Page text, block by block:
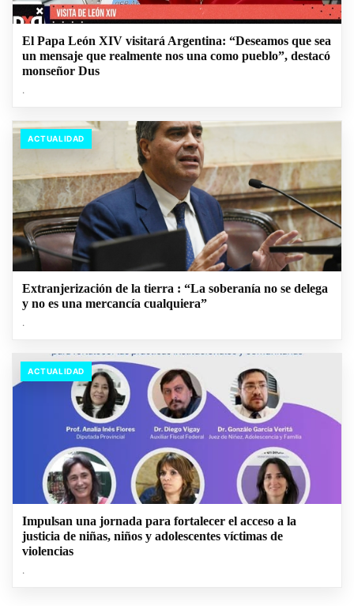
El Papa León XIV visitará Argentina: “Deseamos que sea
un mensaje que realmente nos una como pueblo”, destacó
monseñor Dus
.
ACTUALIDAD
Extranjerización de la tierra : “La soberanía no se delega
y no es una mercancía cualquiera”
.
ACTUALIDAD
Impulsan una jornada para fortalecer el acceso a la
justicia de niñas, niños y adolescentes víctimas de
violencias
.